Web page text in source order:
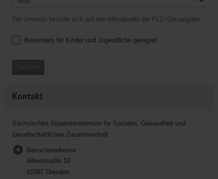
Der Umkreis bezieht sich auf den Mittelpunkt der PLZ-/Ortsangabe.
Besonders für Kinder und Jugendliche geeignet
Suchen
Kontakt
Sächsisches Staatsministerium für Soziales, Gesundheit und
Gesellschaftlichen Zusammenhalt
Besucheradresse:
Albertstraße 10
01097 Dresden